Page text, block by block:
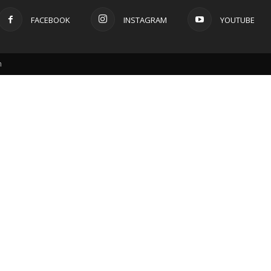
FACEBOOK INSTAGRAM YOUTUBE